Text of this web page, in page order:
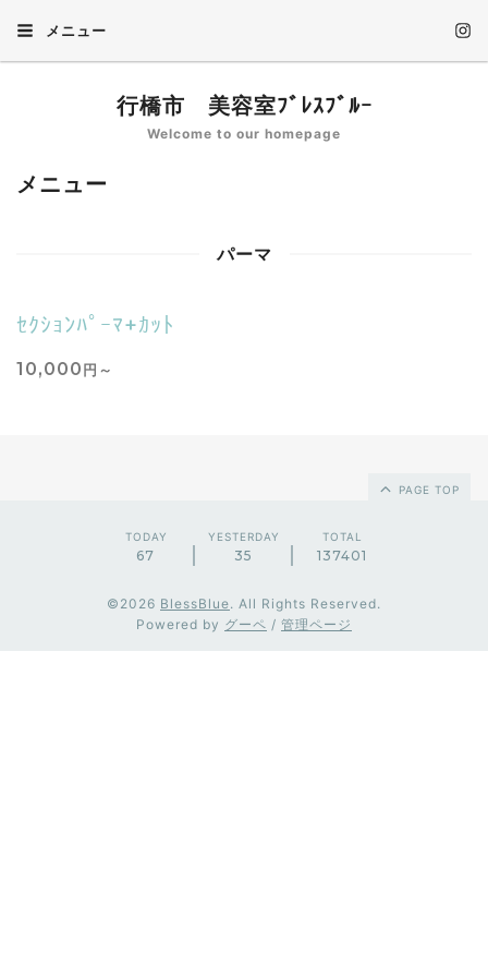
メニュー
行橋市 美容室ﾌﾞﾚｽﾌﾞﾙｰ
Welcome to our homepage
メニュー
パーマ
ｾｸｼｮﾝﾊﾟｰﾏ+ｶｯﾄ
10,000 円～
PAGE TOP
TODAY
67
YESTERDAY
35
TOTAL
137401
©2026 BlessBlue. All Rights Reserved.
Powered by グーペ / 管理ページ